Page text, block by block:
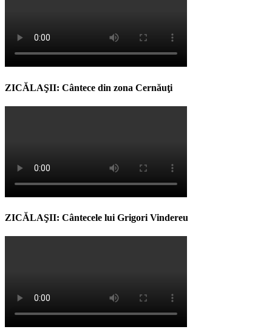
ZICĂLAŞII: Cântece din zona Cernăuţi
ZICĂLAŞII: Cântecele lui Grigori Vindereu